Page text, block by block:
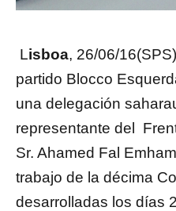
Lisboa, 26/06/
partido Blocco
una delegación
representante del
Sr. Ahamed Fal
trabajo de la décima
desarrolladas los días